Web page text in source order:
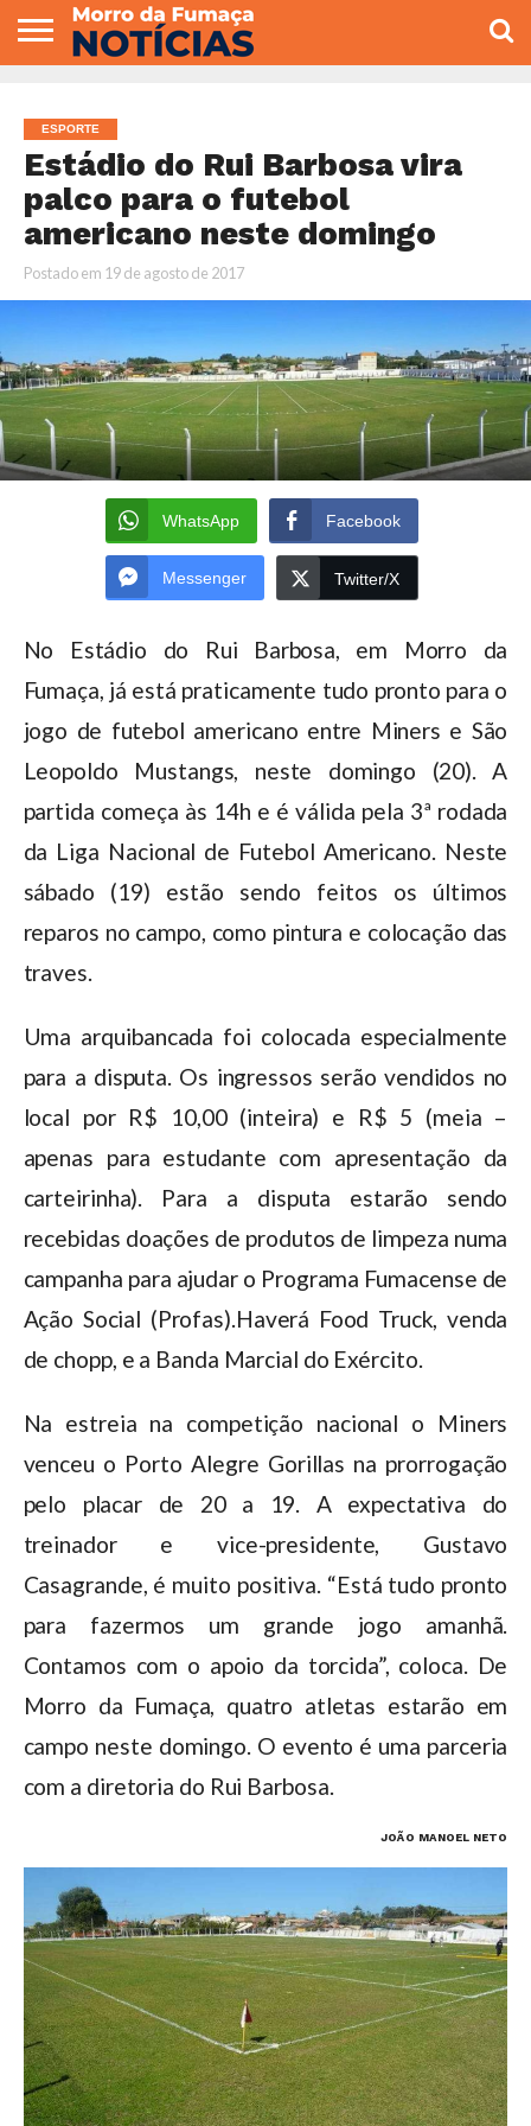
VEREADORES
ESPORTE
Estádio do Rui Barbosa vira
palco para o futebol
americano neste domingo
Postado em 19 de agosto de 2017
WhatsApp Facebook
Messenger Twitter/X
No Estádio do Rui Barbosa, em Morro da
Fumaça, já está praticamente tudo pronto para o
jogo de futebol americano entre Miners e São
Leopoldo Mustangs, neste domingo (20). A
partida começa às 14h e é válida pela 3ª rodada
da Liga Nacional de Futebol Americano. Neste
sábado (19) estão sendo feitos os últimos
reparos no campo, como pintura e colocação das
traves.
Uma arquibancada foi colocada especialmente
para a disputa. Os ingressos serão vendidos no
local por R$ 10,00 (inteira) e R$ 5 (meia –
apenas para estudante com apresentação da
carteirinha). Para a disputa estarão sendo
recebidas doações de produtos de limpeza numa
campanha para ajudar o Programa Fumacense de
Ação Social (Profas).Haverá Food Truck, venda
de chopp, e a Banda Marcial do Exército.
Na estreia na competição nacional o Miners
venceu o Porto Alegre Gorillas na prorrogação
pelo placar de 20 a 19. A expectativa do
treinador e vice-presidente, Gustavo
Casagrande, é muito positiva. “Está tudo pronto
para fazermos um grande jogo amanhã.
Contamos com o apoio da torcida”, coloca. De
Morro da Fumaça, quatro atletas estarão em
campo neste domingo. O evento é uma parceria
com a diretoria do Rui Barbosa.
JOÃO MANOEL NETO